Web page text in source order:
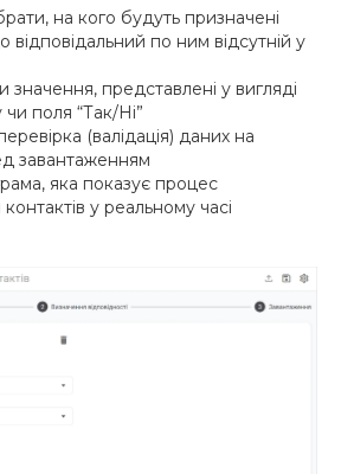
на кого будуть призначені
відповідальний по ним відсутній у
значення, представлені у вигляді
поля “Так/Ні”
(валідація) даних на
завантаженням
яка показує процес
у реальному часі